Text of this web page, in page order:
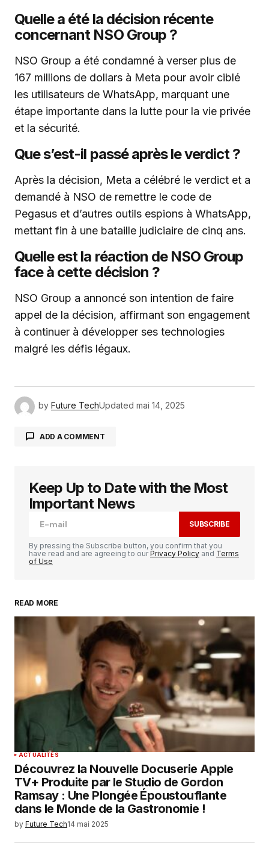
Quelle a été la décision récente
concernant NSO Group ?
NSO Group a été condamné à verser plus de
167 millions de dollars à Meta pour avoir ciblé
les utilisateurs de WhatsApp, marquant une
étape importante dans la lutte pour la vie privée
et la sécurité.
Que s’est-il passé après le verdict ?
Après la décision, Meta a célébré le verdict et a
demandé à NSO de remettre le code de
Pegasus et d’autres outils espions à WhatsApp,
mettant fin à une bataille judiciaire de cinq ans.
Quelle est la réaction de NSO Group
face à cette décision ?
NSO Group a annoncé son intention de faire
appel de la décision, affirmant son engagement
à continuer à développer ses technologies
malgré les défis légaux.
by Future TechUpdated mai 14, 2025
ADD A COMMENT
Votre adresse e-mail ne sera pas publiée. Les
champs obligatoires sont indiqués avec
Your Name
Your E-mail
Enregistrer mon nom, mon e-mail et mon
site dans le navigateur pour mon prochain
commentaire.
SUBMIT COMMENT
Keep Up to Date with the Most
Important News
SUBSCRIBE
By pressing the Subscribe button, you confirm that you
have read and are agreeing to ourPrivacy Policy and Terms
of Use
READ MORE
ACTUALITÉS
Découvrez la Nouvelle Docuserie Apple
TV+ Produite par le Studio de Gordon
Ramsay : Une Plongée Époustouflante
dans le Monde de la Gastronomie !
by Future Tech14 mai 2025